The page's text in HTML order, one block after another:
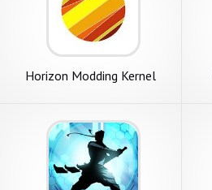
Horizon Modding Kernel